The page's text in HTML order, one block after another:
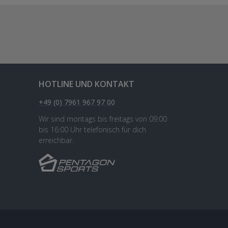
HOTLINE UND KONTAKT
+49 (0) 7961 967 97 00
Wir sind montags bis freitags von 09:00
bis 16:00 Uhr telefonisch für dich
erreichbar.